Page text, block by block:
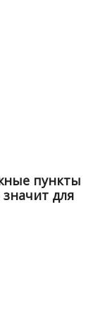
пункты
для